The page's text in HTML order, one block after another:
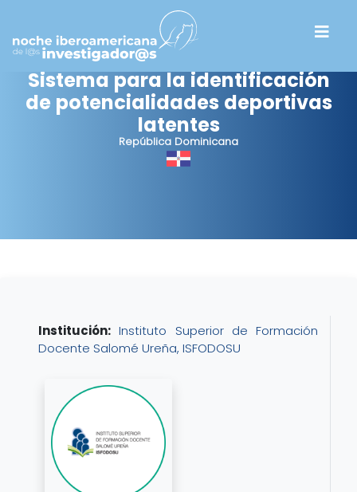
Sistema para la identificación
de potencialidades deportivas
latentes
República Dominicana
Institución: Instituto Superior de Formación
Docente Salomé Ureña, ISFODOSU